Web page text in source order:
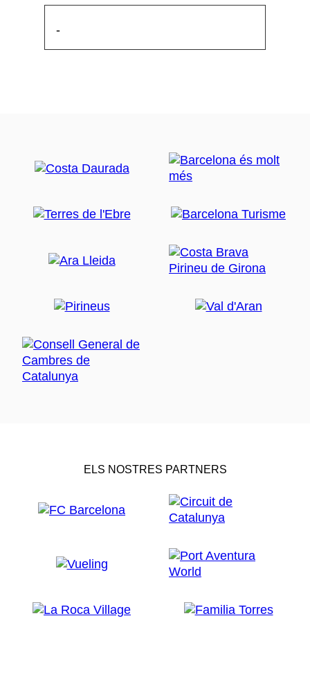
-
ELS NOSTRES PARTNERS